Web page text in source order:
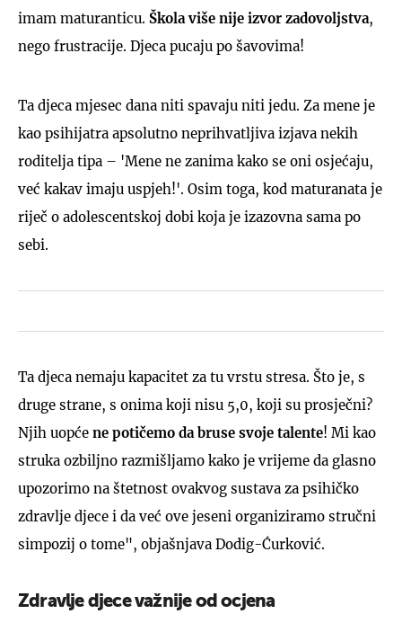
imam maturanticu. Škola više nije izvor zadovoljstva,
nego frustracije. Djeca pucaju po šavovima!
Ta djeca mjesec dana niti spavaju niti jedu. Za mene je
kao psihijatra apsolutno neprihvatljiva izjava nekih
roditelja tipa – 'Mene ne zanima kako se oni osjećaju,
već kakav imaju uspjeh!'. Osim toga, kod maturanata je
riječ o adolescentskoj dobi koja je izazovna sama po
sebi.
Ta djeca nemaju kapacitet za tu vrstu stresa. Što je, s
druge strane, s onima koji nisu 5,0, koji su prosječni?
Njih uopće ne potičemo da bruse svoje talente! Mi kao
struka ozbiljno razmišljamo kako je vrijeme da glasno
upozorimo na štetnost ovakvog sustava za psihičko
zdravlje djece i da već ove jeseni organiziramo stručni
simpozij o tome", objašnjava Dodig-Ćurković.
Zdravlje djece važnije od ocjena